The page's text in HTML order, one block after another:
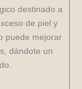
destinado a
de piel y
puede mejorar
dándote un